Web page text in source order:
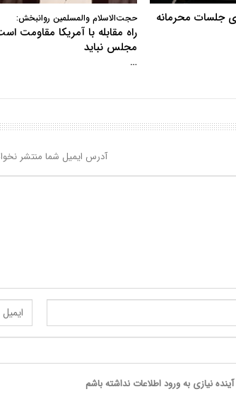
جلسات محرمانه
حجت‌الاسلام والمسلمین روانبخش:
راه مقابله با آمریکا مقاومت
مجلس نباید
…
آدرس ایمیل شما منتشر
نیازی به ورود اطلاعات نداشته باشم